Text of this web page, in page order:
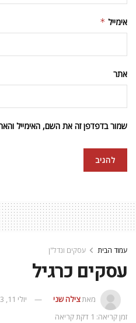
אימייל *
אתר
שמור בדפדפן זה את השם, האימייל
עמוד הבית עסקים ונדל"ן
עסקים כרגיל
מאתצילה שני
יולי 11, 2013
זמן קריאה: 1 דקת קריאה